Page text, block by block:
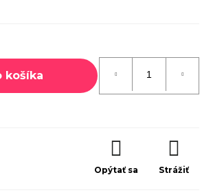
košíka
Opýtať sa Strážiť